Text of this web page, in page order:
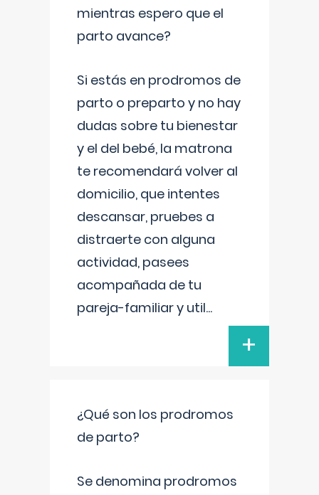
mientras espero que el
parto avance?
Si estás en prodromos de
parto o preparto y no hay
dudas sobre tu bienestar
y el del bebé, la matrona
te recomendará volver al
domicilio, que intentes
descansar, pruebes a
distraerte con alguna
actividad, pasees
acompañada de tu
pareja-familiar y util...
+
¿Qué son los prodromos
de parto?
Se denomina prodromos